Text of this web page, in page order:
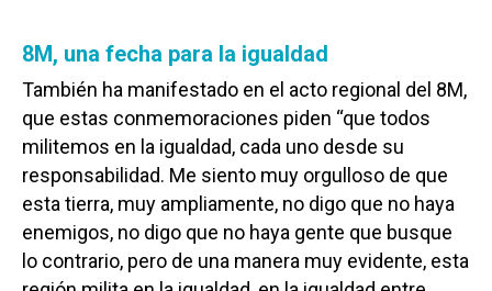
8M, una fecha para la igualdad
También ha manifestado en el acto regional del 8M,
que estas conmemoraciones piden “que todos
militemos en la igualdad, cada uno desde su
responsabilidad. Me siento muy orgulloso de que
esta tierra, muy ampliamente, no digo que no haya
enemigos, no digo que no haya gente que busque
lo contrario, pero de una manera muy evidente, esta